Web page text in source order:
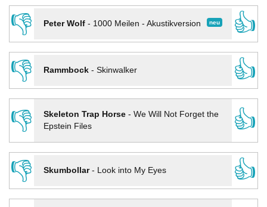
👎
neu
Peter Wolf- 1000 Meilen - Akustikversion
👍
👎
Rammbock- Skinwalker
👍
👎
Skeleton Trap Horse- We Will Not Forget the
Epstein Files
👍
👎
Skumbollar- Look into My Eyes
👍